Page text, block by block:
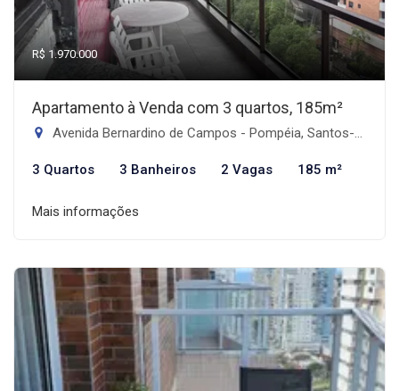
R$ 1.970.000
Apartamento à Venda com 3 quartos, 185m²
Avenida Bernardino de Campos - Pompéia, Santos-SP
3 Quartos 3 Banheiros 2 Vagas 185 m²
Mais informações